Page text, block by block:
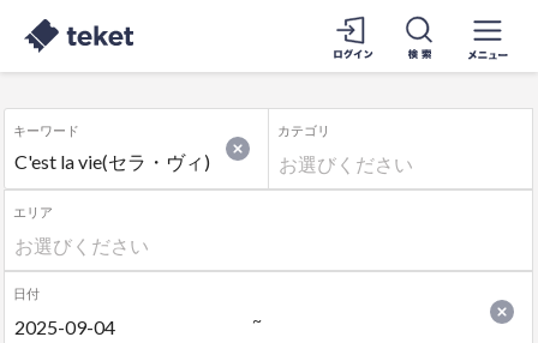
キーワード カテゴリ
エリア
日付